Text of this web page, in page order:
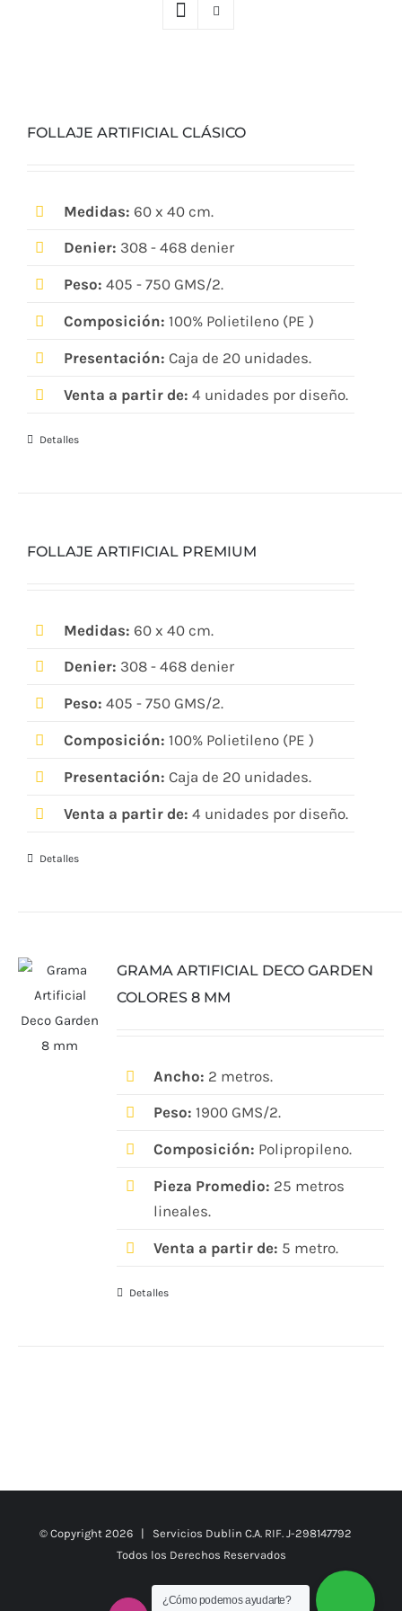
FOLLAJE ARTIFICIAL CLÁSICO
Medidas: 60 x 40 cm.
Denier: 308 - 468 denier
Peso: 405 - 750 GMS/2.
Composición: 100% Polietileno (PE )
Presentación: Caja de 20 unidades.
Venta a partir de: 4 unidades por diseño.
Detalles
FOLLAJE ARTIFICIAL PREMIUM
Medidas: 60 x 40 cm.
Denier: 308 - 468 denier
Peso: 405 - 750 GMS/2.
Composición: 100% Polietileno (PE )
Presentación: Caja de 20 unidades.
Venta a partir de: 4 unidades por diseño.
Detalles
GRAMA ARTIFICIAL DECO GARDEN
COLORES 8 MM
Ancho: 2 metros.
Peso: 1900 GMS/2.
Composición: Polipropileno.
Pieza Promedio: 25 metros
lineales.
Venta a partir de: 5 metro.
Detalles
© Copyright 2026 | Servicios Dublin C.A. RIF. J-298147792
Todos los Derechos Reservados
¿Cómo podemos ayudarte?